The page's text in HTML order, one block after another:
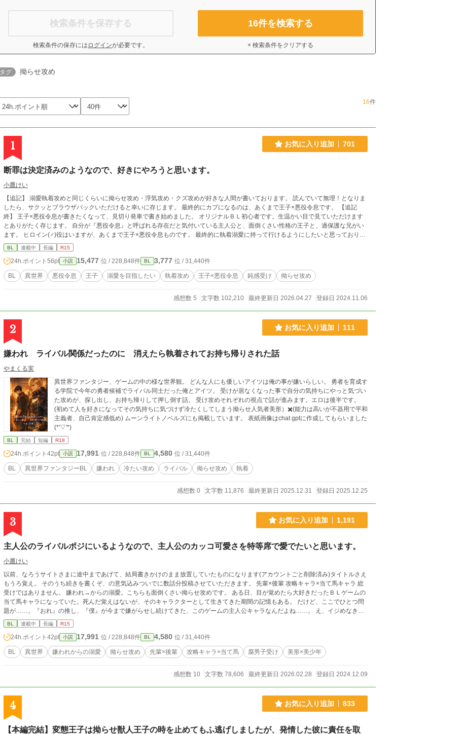
検索条件を保存する
検索条件の保存には ログインが必要です。
16件を検索する
× 検索条件をクリアする
タグ 拗らせ攻め
16件
1 お気に入り追加 701
断罪は決定済みのようなので、好きにやろうと思います。
小鷹けい
【追記】 溺愛執着攻めと同じくらいに拗らせ攻め・浮気攻め・クズ攻めが好きな人間が書いております。 読んでいて無理！となりま
したら、サクッとブラウザバックいただけると幸いに存じます。 最終的にカプになるのは、あくまで王子×悪役令息です。 【追記
終】 王子×悪役令息が書きたくなって、見切り発車で書き始めました。 オリジナルＢＬ初心者です。生温かい目で見ていただけます
とありがたく存じます。 自分が『悪役令息』と呼ばれる存在だと気付いている主人公と、面倒くさい性格の王子と、過保護な兄がい
ます。 ヒロイン(♂)役はいますが、あくまで王子×悪役令息ものです。 最終的に執着溺愛に持って行けるようにしたいと思っておりま
す。 ※第一王子の名前をレオンにするかラインにするかで迷ってた当時の痕跡があったため、気付いた箇所は修正しました。正しく
はレオンハルトのところ、まだラインハルト表記になっている箇所があるかもしれません。
BL 連載中 長編 R15
24h.ポイント 56pt 小説 15,477 位 / 228,848件 BL 3,777 位 / 31,440件
BL 異世界 悪役令息 王子 溺愛を目指したい 執着攻め 王子×悪役令息 鈍感受け 拗らせ攻め
感想数 5 文字数 102,210 最終更新日 2026.04.27 登録日 2024.11.06
2 お気に入り追加 111
嫌われ ライバル関係だったのに 消えたら執着されてお持ち帰りされた話
やまくる実
異世界ファンタジー、ゲームの中の様な世界観。 どんな人にも優しいアイツは俺の事が嫌いらしい。 勇者を育成す
る学院で今年の勇者候補でライバル同士だった俺とアイツ。 受けが居なくなった事で自分の気持ちにやっと気づい
た攻めが、探し出し、お持ち帰りして押し倒す話。 受け攻めそれぞれの視点で話が進みます。エロは後半です。
(初めて人を好きになってその気持ちに気づけず冷たくしてしまう拗らせ人気者美形）✖️(能力は高いが不器用で平和
主義者、自己肯定感低め) ムーンライトノベルズにも掲載しています。 表紙画像はchat gptに作成してもらいました
(*'▽'*)
BL 完結 短編 R18
24h.ポイント 42pt 小説 17,991 位 / 228,848件 BL 4,580 位 / 31,440件
BL 異世界ファンタジーBL 嫌われ 冷たい攻め ライバル 拗らせ攻め 執着
感想数 0 文字数 11,876 最終更新日 2025.12.31 登録日 2025.12.25
3 お気に入り追加 1,191
主人公のライバルポジにいるようなので、主人公のカッコ可愛さを特等席で愛でたいと思います。
小鷹けい
以前、なろうサイトさまに途中まであげて、結局書きかけのまま放置していたものになります(アカウントごと削除済み)タイトルさえ
もうろ覚え。 そのうち続きを書くぞ、の意気込みついでに数話分投稿させていただきます。 先輩×後輩 攻略キャラ×当て馬キャラ 総
受けではありません。 嫌われ→からの溺愛。こちらも面倒くさい拗らせ攻めです。 ある日、目が覚めたら大好きだったＢＬゲームの
当て馬キャラになっていた。死んだ覚えはないが、そのキャラクターとして生きてきた期間の記憶もある。 だけど、ここでひとつ問
題が……。『おれ』の推し、『僕』が今まで嫌がらせし続けてきた、このゲームの主人公キャラなんだよね……。 え、イジめなきゃ
ダメなの？？死ぬほど嫌なんだけど。絶対嫌でしょ……。 でも、主人公が攻略キャラとＢＬしてるところはなんとしても見たい！！
ひっそりと。なんなら近くで見たい！！ ……って、なったライバルポジとして生きることになった『おれ(僕)』が、主人公と仲良く
しつつ、攻略キャラを巻き込んでひっそり推し活する……みたいな話です。 本来なら当て馬キャラとして冷たくあしらわれ、手酷く
フラれるはずの『ハルカ先輩』から、バグなのかなんなのか徐々に距離を詰めてこられて戸惑いまくる当て馬の話。 こちらは、ゆる
ゆる不定期更新になります。
BL 連載中 長編 R15
24h.ポイント 42pt 小説 17,991 位 / 228,848件 BL 4,580 位 / 31,440件
BL 異世界 嫌われからの溺愛 拗らせ攻め 先輩×後輩 攻略キャラ×当て馬 腐男子受け 美形×美少年
感想数 10 文字数 78,606 最終更新日 2026.02.28 登録日 2024.12.09
4 お気に入り追加 833
【本編完結】変態王子は拗らせ獣人王子の時を止めてもふ逃げしましたが、発情した彼に責任を取